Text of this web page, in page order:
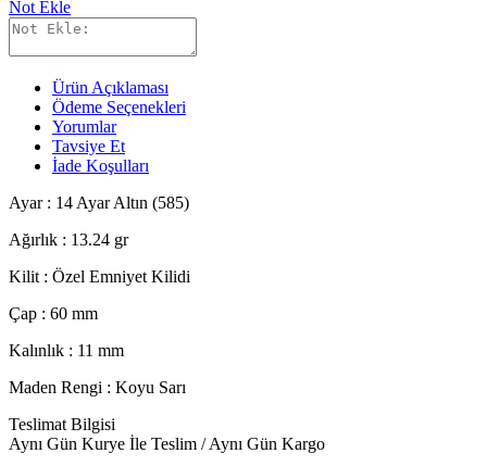
Not Ekle
Ürün Açıklaması
Ödeme Seçenekleri
Yorumlar
Tavsiye Et
İade Koşulları
Ayar : 14 Ayar Altın (585)
Ağırlık : 13.24 gr
Kilit : Özel Emniyet Kilidi
Çap : 60 mm
Kalınlık : 11 mm
Maden Rengi : Koyu Sarı
Teslimat Bilgisi
Aynı Gün Kurye İle Teslim / Aynı Gün Kargo